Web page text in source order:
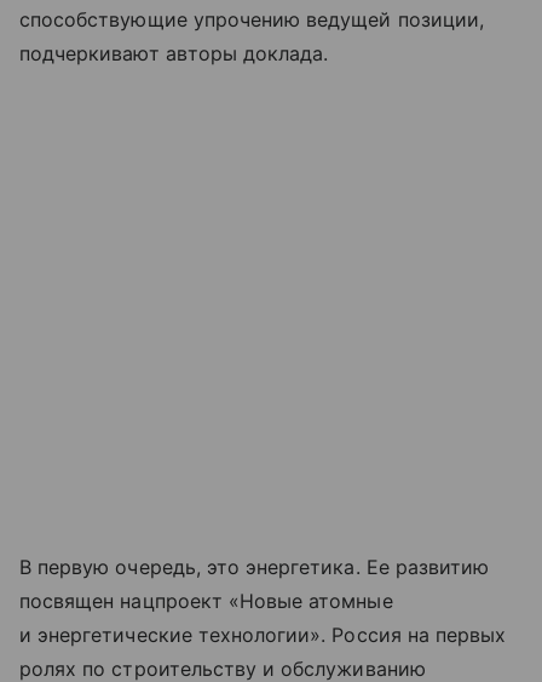
способствующие упрочению ведущей позиции,
подчеркивают авторы доклада.
В первую очередь, это энергетика. Ее развитию
посвящен нацпроект «Новые атомные
и энергетические технологии». Россия на первых
ролях по строительству и обслуживанию